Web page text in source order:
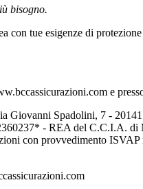
bisogno.
con tue esigenze di
e
Spadolini, 7 -
- REA del C.C.I.A.
con provvedimento